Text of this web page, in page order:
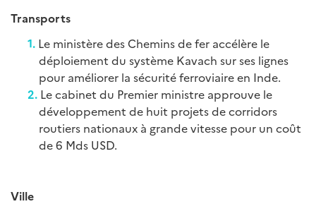
Transports
Le ministère des Chemins de fer accélère le
déploiement du système Kavach sur ses lignes
pour améliorer la sécurité ferroviaire en Inde.
Le cabinet du Premier ministre approuve le
développement de huit projets de corridors
routiers nationaux à grande vitesse pour un coût
de 6 Mds USD.
Ville